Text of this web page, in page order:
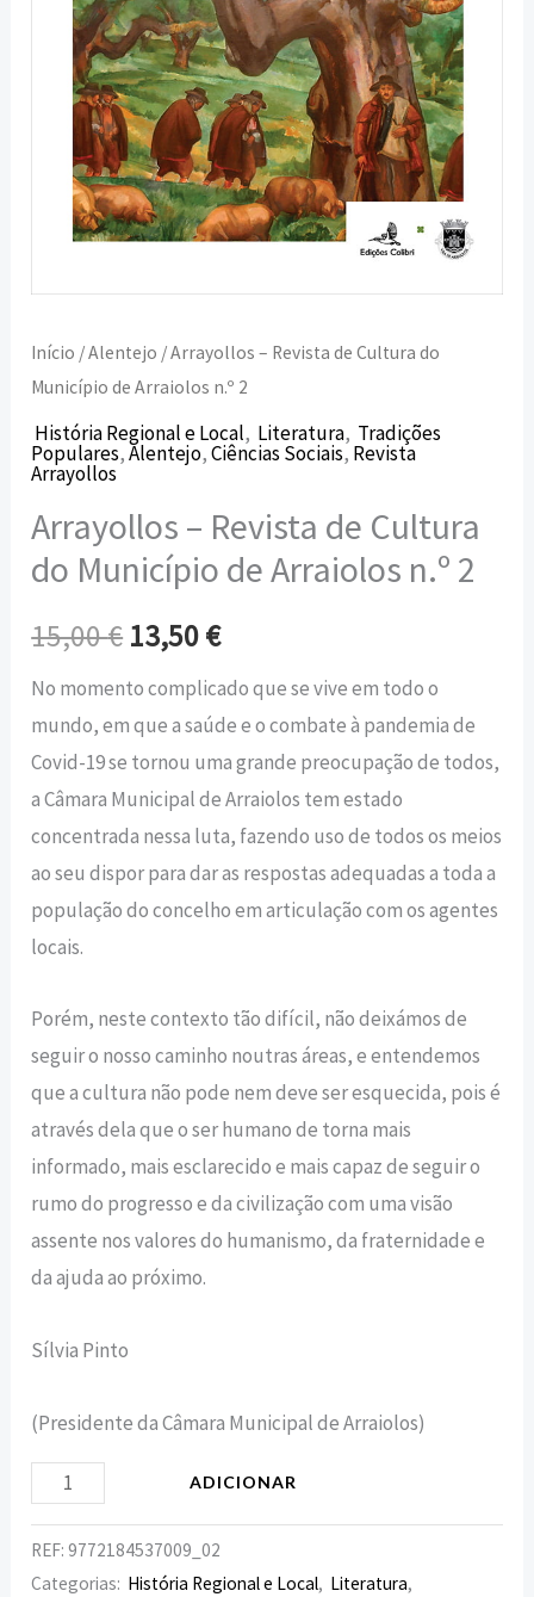
Início /Alentejo / Arrayollos – Revista de Cultura do
Município de Arraiolos n.º 2
História Regional e Local, Literatura, Tradições
Populares,Alentejo,Ciências Sociais, Revista
Arrayollos
Arrayollos – Revista de Cultura
do Município de Arraiolos n.º 2
15,00€ 13,50€
No momento complicado que se vive em todo o
mundo, em que a saúde e o combate à pandemia de
Covid-19 se tornou uma grande preocupação de todos,
a Câmara Municipal de Arraiolos tem estado
concentrada nessa luta, fazendo uso de todos os meios
ao seu dispor para dar as respostas adequadas a toda a
população do concelho em articulação com os agentes
locais.
Porém, neste contexto tão difícil, não deixámos de
seguir o nosso caminho noutras áreas, e entendemos
que a cultura não pode nem deve ser esquecida, pois é
através dela que o ser humano de torna mais
informado, mais esclarecido e mais capaz de seguir o
rumo do progresso e da civilização com uma visão
assente nos valores do humanismo, da fraternidade e
da ajuda ao próximo.
Sílvia Pinto
(Presidente da Câmara Municipal de Arraiolos)
Arraiolos
ADICIONAR
REF:9772184537009_02
Categorias: História Regional e Local, Literatura,